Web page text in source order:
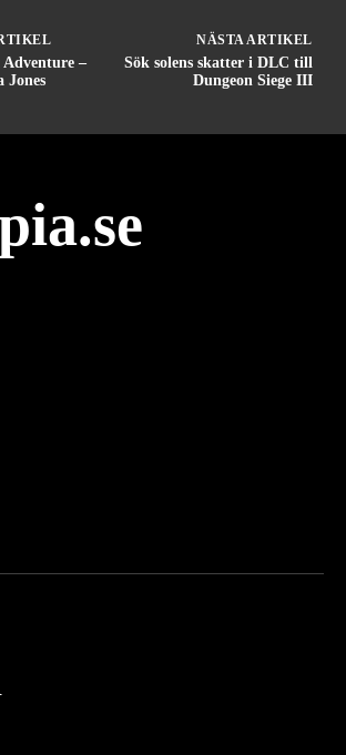
–
Jones
NÄSTA ARTIKEL
Sök solens skatter i DLC till
Dungeon Siege III